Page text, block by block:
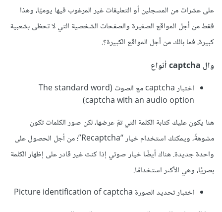
على عشرات من المسجلين أو التعليقات غير المرغوب فيها يوميًا، وهذا
فقط من أجل المواقع الصغيرة والصفحات الشخصية التي لا تحظى بشعبية
كبيرة، فما بالك من أجل المواقع الكبيرة؟.
وال captcha أنواع
اختبار captcha مع الصوت (The standard word
captcha with an audio option)
هنا يكون عليك كتابة الكلمة التي تمّ عرضها، لكن صور الكلمات تكون
مشوهةً، ويمكنك استخدام خيار “Recaptcha”؛ من أجل الحصول على
واحدة جديدة. هناك أيضًا خيار صوتي إذا كنت غير قادر على إظهار الكلمة
بصريًا، وهي الأكثر استخدامًا.
اختبار تحديد الصورة Picture identification of captcha